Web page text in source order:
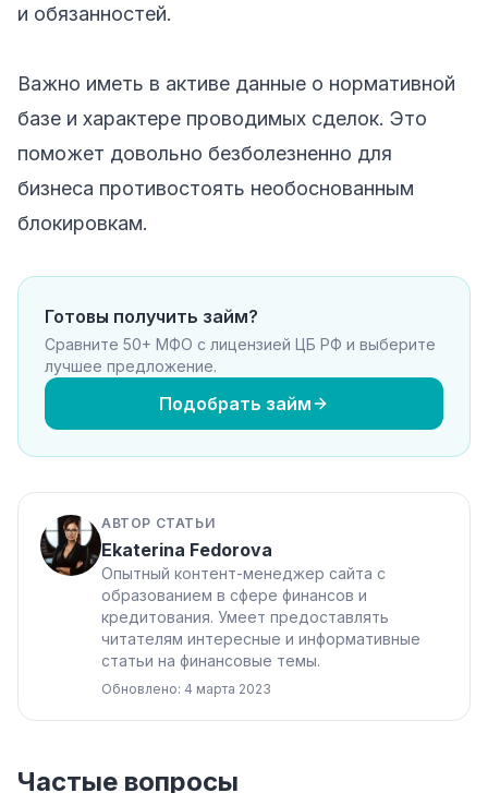
и обязанностей.
Важно иметь в активе данные о нормативной
базе и характере проводимых сделок. Это
поможет довольно безболезненно для
бизнеса противостоять необоснованным
блокировкам.
Готовы получить займ?
Сравните 50+ МФО с лицензией ЦБ РФ и выберите
лучшее предложение.
Подобрать займ
АВТОР СТАТЬИ
Ekaterina Fedorova
Опытный контент-менеджер сайта с
образованием в сфере финансов и
кредитования. Умеет предоставлять
читателям интересные и информативные
статьи на финансовые темы.
Обновлено: 4 марта 2023
Частые вопросы